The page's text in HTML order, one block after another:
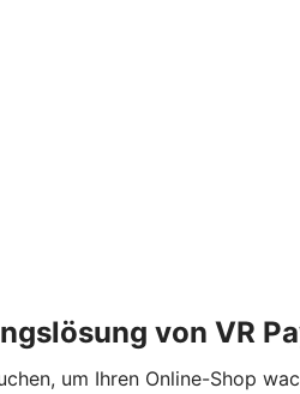
von VR
um Ihren Online-Shop